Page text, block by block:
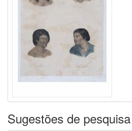
Sugestões de pesquisa